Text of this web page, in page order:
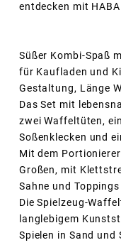
entdecken mit
Süßer Kombi-Spaß
für Kaufladen und
Gestaltung, Länge
Das Set mit
zwei Waffeltüten,
Soßenklecken und
Mit dem
Großen, mit
Sahne und
Die Spielzeug-
langlebigem
Spielen in Sand und